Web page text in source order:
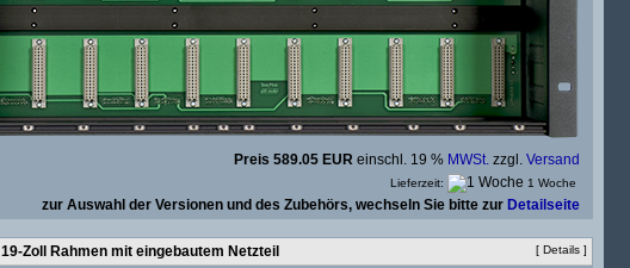
Preis 589.05 EUReinschl. 19 % MWSt. zzgl.Versand
Lieferzeit: 1 Woche
zur Auswahl der Versionen und des Zubehörs, wechseln Sie bitte zur Detailseite
[Details ]
Zoll Rahmen mit eingebautem Netzteil